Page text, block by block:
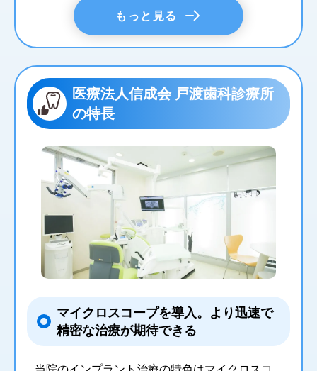
もっと見る
医療法人信成会 戸渡歯科診療所
の特長
マイクロスコープを導入。より迅速で
精密な治療が期待できる